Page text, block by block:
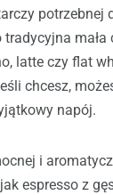
potrzebnej
mała
latte czy flat
chcesz,
napój.
i
espresso z